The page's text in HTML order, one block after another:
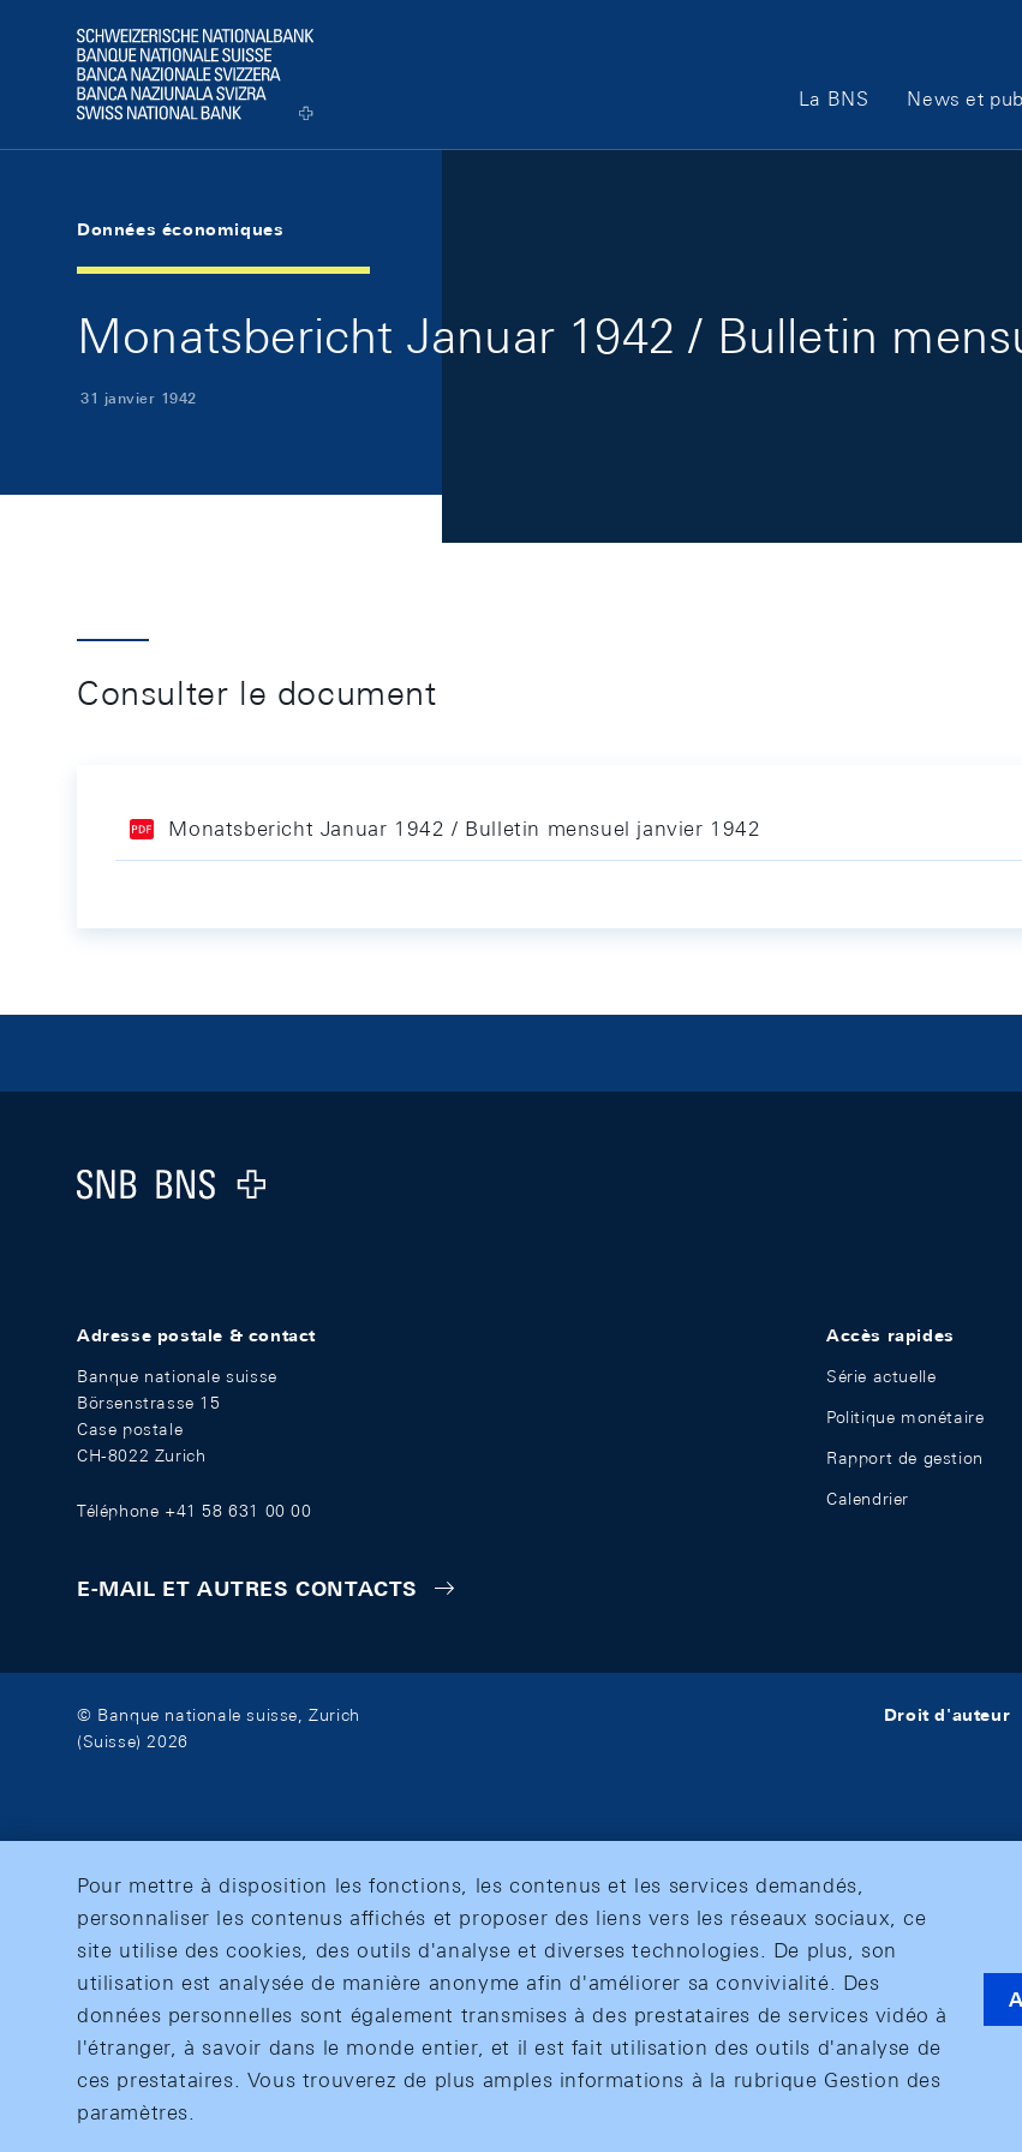
Logo
Main Navigation
La BNS News et
Données économiques
Monatsbericht Januar 1942 / Bulletin
31 janvier 1942
Consulter le document
Monatsbericht Januar 1942 / Bulletin mensuel janvier 1942
Logo
Adresse postale & contact
Banque nationale suisse
Börsenstrasse 15
Case postale
CH-8022 Zurich
Téléphone +41 58 631 00 00
E-MAIL ET AUTRES CONTACTS
Accès rapides
Série actuelle
Politique monétaire
Rapport de gestion
Calendrier
© Banque nationale suisse, Zurich
(Suisse) 2026
Droit d'auteur
Pour mettre à disposition les fonctions, les contenus et les services demandés,
personnaliser les contenus affichés et proposer des liens vers les réseaux sociaux, ce
site utilise des cookies, des outils d'analyse et diverses technologies. De plus, son
utilisation est analysée de manière anonyme afin d'améliorer sa convivialité. Des
données personnelles sont également transmises à des prestataires de services vidéo à
l'étranger, à savoir dans le monde entier, et il est fait utilisation des outils d'analyse de
ces prestataires. Vous trouverez de plus amples informations à la rubrique Gestion des
paramètres.